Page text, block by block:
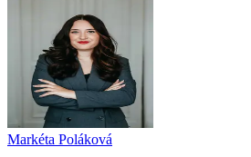
Markéta Poláková